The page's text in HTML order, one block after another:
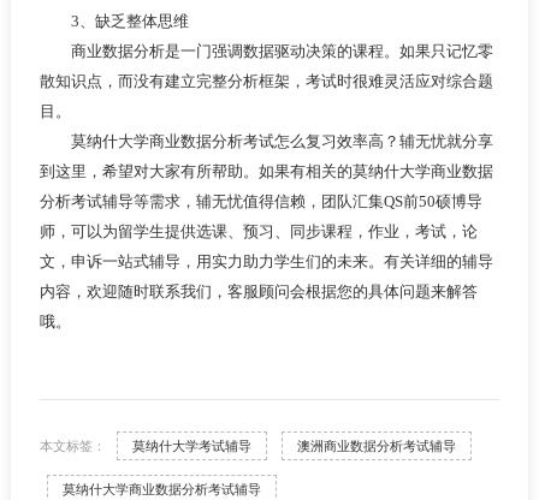
3、缺乏整体思维
商业数据分析是一门强调数据驱动决策的课程。如果只记忆零
散知识点，而没有建立完整分析框架，考试时很难灵活应对综合题
目。
莫纳什大学商业数据分析考试怎么复习效率高？辅无忧就分享
到这里，希望对大家有所帮助。如果有相关的莫纳什大学商业数据
分析考试辅导等需求，辅无忧值得信赖，团队汇集QS前50硕博导
师，可以为留学生提供选课、预习、同步课程，作业，考试，论
文，申诉一站式辅导，用实力助力学生们的未来。有关详细的辅导
内容，欢迎随时联系我们，客服顾问会根据您的具体问题来解答
哦。
本文标签： 莫纳什大学考试辅导 澳洲商业数据分析考试辅导
莫纳什大学商业数据分析考试辅导